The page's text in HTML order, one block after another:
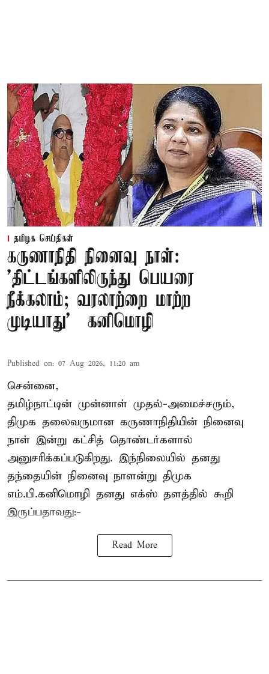
தமிழக செய்திகள்
கருணாநிதி நினைவு நாள்:
'திட்டங்களிலிருந்து பெயரை
நீக்கலாம்; வரலாற்றை மாற்ற
முடியாது' – கனிமொழி
Published on: 07 Aug 2026, 11:20 am
சென்னை,
தமிழ்நாட்டின் முன்னாள் முதல்-அமைச்சரும்,
திமுக தலைவருமான கருணாநிதியின் நினைவு
நாள் இன்று கட்சித் தொண்டர்களால்
அனுசரிக்கப்படுகிறது. இந்நிலையில் தனது
தந்தையின் நினைவு நாளன்று திமுக
எம்.பி.கனிமொழி தனது எக்ஸ் தளத்தில் கூறி
இருப்பதாவது:-
Read More